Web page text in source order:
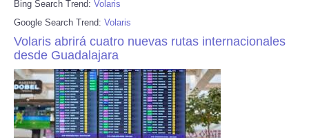
Bing Search Trend: Volaris
Google Search Trend: Volaris
Volaris abrirá cuatro nuevas rutas internacionales
desde Guadalajara